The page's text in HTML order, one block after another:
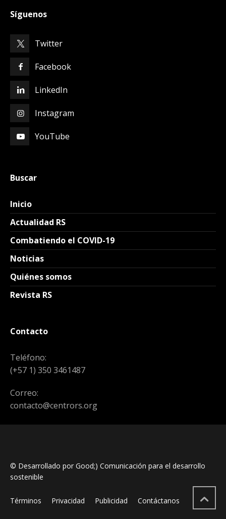
Síguenos
Twitter
Facebook
LinkedIn
Instagram
YouTube
Buscar
Inicio
Actualidad RS
Combatiendo el COVID-19
Noticias
Quiénes somos
Revista RS
Contacto
Teléfono:
(+57 1) 350 3461487
Correo:
contacto@centrors.org
© Desarrollado por Good;) Comunicación para el desarrollo
sostenible
Términos Privacidad Publicidad Contáctanos